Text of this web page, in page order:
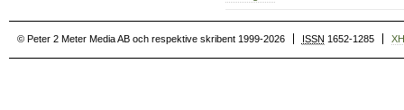
© Peter 2 Meter Media AB och respektive skribent 1999-2026 ISSN 1652-1285